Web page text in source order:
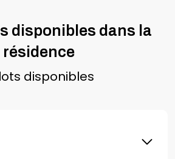
disponibles dans la
résidence
disponibles